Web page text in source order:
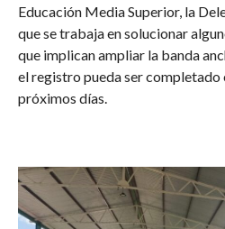
Educación Media Superior, la
que se trabaja en solucionar
que implican ampliar la banda
el registro pueda ser completado
próximos días.